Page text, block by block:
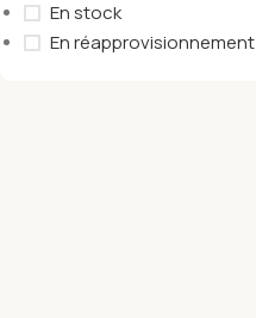
En stock
En réapprovisionnement